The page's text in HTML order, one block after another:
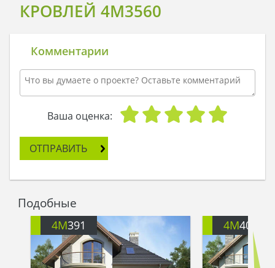
КРОВЛЕЙ 4M3560
Комментарии
Ваша оценка:
ОТПРАВИТЬ
Подобные
4M391 4M401